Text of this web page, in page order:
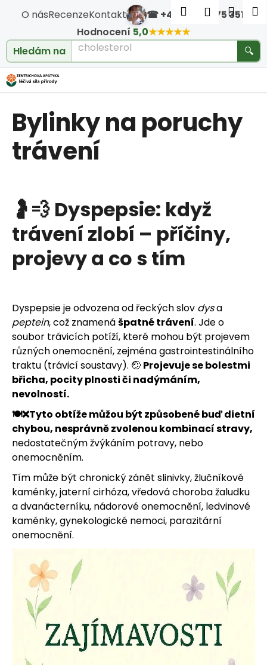
O násRecenzeKontakt ☎ +420 604 475 351
Hodnocení 5,0★★★★★
Hledám na
cholesterol 🔍
Hledat
Bylinky na poruchy
trávení
🤰💨 Dyspepsie: když
trávení zlobí – příčiny,
projevya co s tím
Dyspepsie je odvozena od řeckých slov dysa
peptein, což znamenášpatné trávení. Jde o
soubor trávicích potíží, které mohou být projevem
různých onemocnění, zejména gastrointestinálního
traktu (trávicí soustavy). 🤕 Projevuje se bolestmi
břicha, pocity plnosti či nadýmáním,
nevolností.
🍽️❌Tyto obtíže můžou být způsobené buď dietní
chybou, nesprávně zvolenou kombinací stravy,
nedostatečným žvýkáním potravy, nebo
onemocněním.
Tím může být chronický zánět slinivky, žlučníkové
kaménky, jaterní cirhóza, vředová choroba žaludku
a dvanácterníku, nádorové onemocnění, ledvinové
kaménky, gynekologické nemoci, parazitární
onemocnění.
Košík
C
o
p
o
ř
e
b
u
e
t
e
n
a
j
í
t
?